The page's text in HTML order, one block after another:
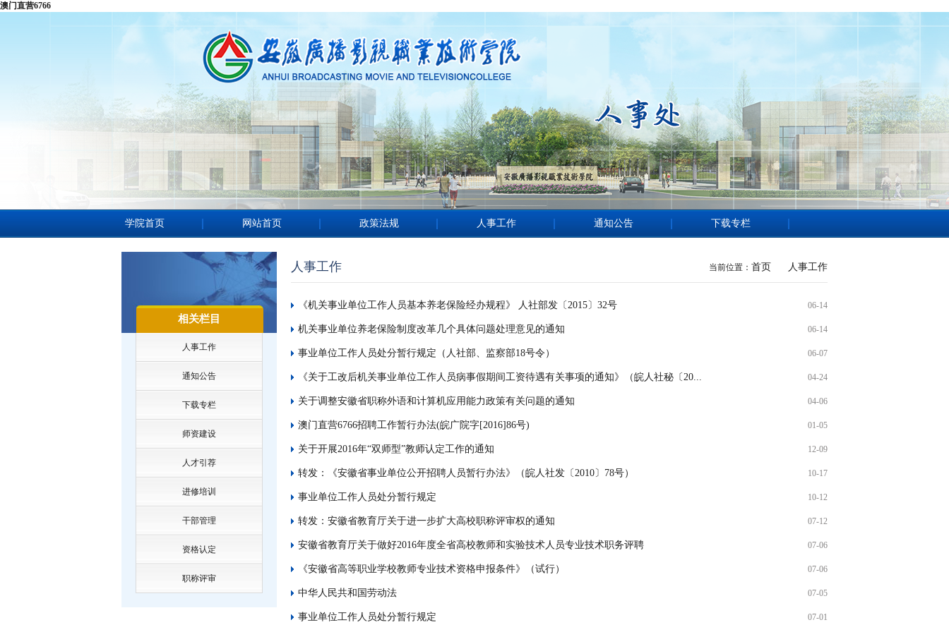
澳门直营6766
学院首页 网站首页 政策法规 人事工作 通知公告 下载专栏
相关栏目
人事工作
通知公告
下载专栏
师资建设
人才引荐
进修培训
干部管理
资格认定
职称评审
人事工作 当前位置： 首页 人事工作
《机关事业单位工作人员基本养老保险经办规程》 人社部发〔2015〕32号 06-14
机关事业单位养老保险制度改革几个具体问题处理意见的通知 06-14
事业单位工作人员处分暂行规定（人社部、监察部18号令） 06-07
《关于工改后机关事业单位工作人员病事假期间工资待遇有关事项的通知》（皖人社秘〔20... 04-24
关于调整安徽省职称外语和计算机应用能力政策有关问题的通知 04-06
澳门直营6766招聘工作暂行办法(皖广院字[2016]86号) 01-05
关于开展2016年“双师型”教师认定工作的通知 12-09
转发：《安徽省事业单位公开招聘人员暂行办法》（皖人社发〔2010〕78号） 10-17
事业单位工作人员处分暂行规定 10-12
转发：安徽省教育厅关于进一步扩大高校职称评审权的通知 07-12
安徽省教育厅关于做好2016年度全省高校教师和实验技术人员专业技术职务评聘 07-06
《安徽省高等职业学校教师专业技术资格申报条件》（试行） 07-06
中华人民共和国劳动法 07-05
事业单位工作人员处分暂行规定 07-01